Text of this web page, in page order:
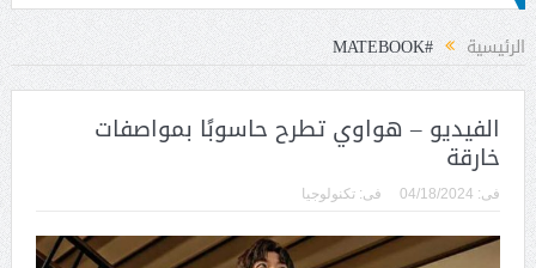
الرئيسية #MATEBOOK
الفيديو – هواوي تطرح حاسوبًا بمواصفات
خارقة
فى: 04/18/2024 فى: تكنولوجيا